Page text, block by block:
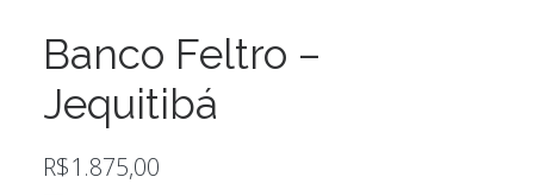
Banco Feltro –
Jequitibá
R$1.875,00